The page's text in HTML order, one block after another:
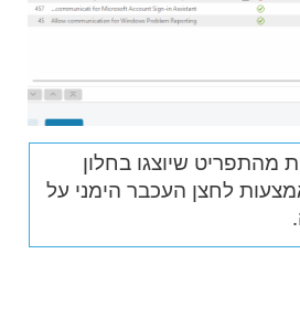
מהתפריט שיוצגו בחלון
לחצן העכבר הימני על